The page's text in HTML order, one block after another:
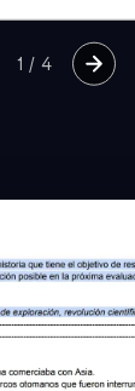
1 /4